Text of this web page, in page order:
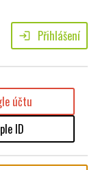
login Přihlášení
účtu
ID